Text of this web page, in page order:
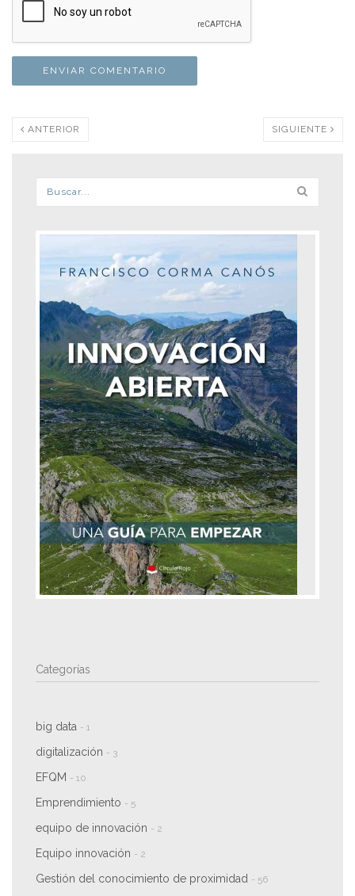
ANTERIOR SIGUIENTE
Formulario de búsqueda
Categorías
big data - 1
digitalización - 3
EFQM - 10
Emprendimiento - 5
equipo de innovación - 2
Equipo innovación - 2
Gestión del conocimiento de proximidad - 56